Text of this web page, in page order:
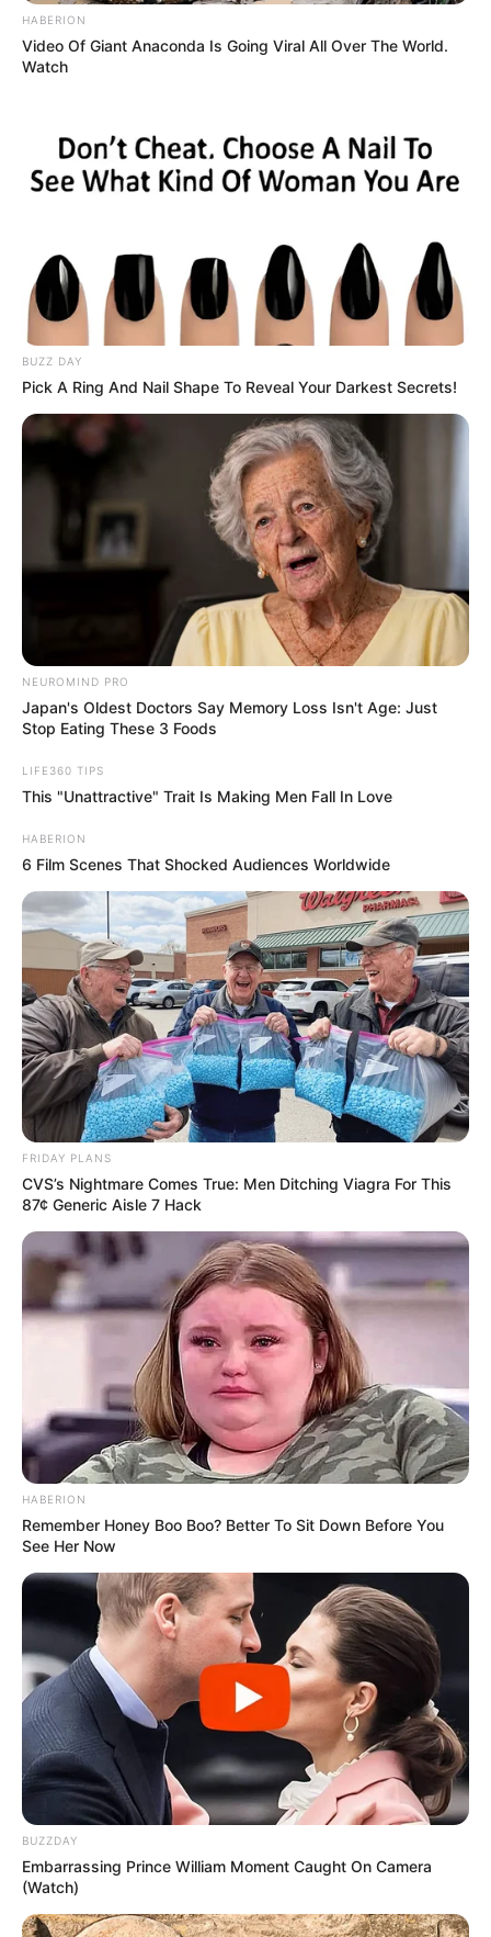
HABERION
Video Of Giant Anaconda Is Going Viral All Over The World.
Watch
BUZZ DAY
Pick A Ring And Nail Shape To Reveal Your Darkest Secrets!
NEUROMIND PRO
Japan's Oldest Doctors Say Memory Loss Isn't Age: Just
Stop Eating These 3 Foods
LIFE360 TIPS
This "Unattractive" Trait Is Making Men Fall In Love
HABERION
6 Film Scenes That Shocked Audiences Worldwide
FRIDAY PLANS
CVS’s Nightmare Comes True: Men Ditching Viagra For This
87¢ Generic Aisle 7 Hack
HABERION
Remember Honey Boo Boo? Better To Sit Down Before You
See Her Now
BUZZDAY
Embarrassing Prince William Moment Caught On Camera
(Watch)